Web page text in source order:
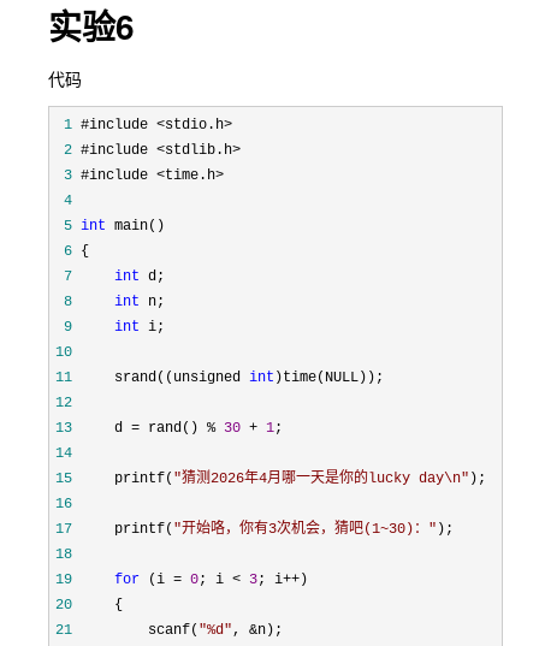
实验6
代码
1
2
3
4
5 int
6
7
int
8
int
9
int
10
11
     srand((unsigned
int
12
13
     d = rand() %
30 + 1
14
15
     printf(
"猜测2026年4月哪一天是你的lucky day\n"
16
17
     printf(
"开始咯，你有3次机会，猜吧(1~30)： "
18
19
for (i = 0; i < 3; i++
20
21
         scanf(
"%d", &